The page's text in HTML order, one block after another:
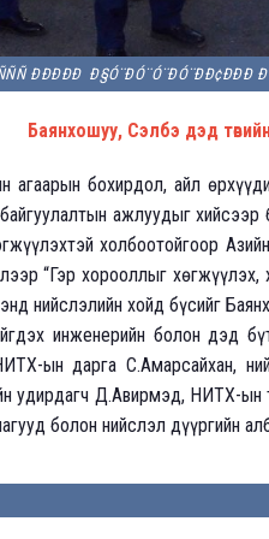
ÐÐÐÐÐ
Баянхошуу, Сэлбэ дэд
агаарын бохирдол, айл
ажлуудыг хийсээр
холбоотойгоор
“Гэр хорооллыг
нийслэлийн хойд бүсийг
инженерийн болон дэд
ын дарга С.Амарсайхан,
удирдагч Д.Авирмэд, НИТХ-ын
болон нийслэл дүүргийн